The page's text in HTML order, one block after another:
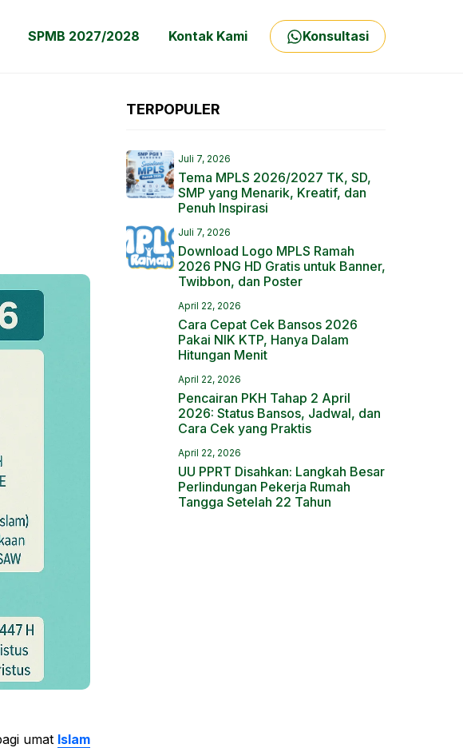
SPMB 2027/2028 Kontak Kami Konsultasi
umat Islam
TERPOPULER
Juli 7, 2026
Tema MPLS 2026/2027 TK, SD,
SMP yang Menarik, Kreatif, dan
Penuh Inspirasi
Juli 7, 2026
Download Logo MPLS Ramah
2026 PNG HD Gratis untuk Banner,
Twibbon, dan Poster
April 22, 2026
Cara Cepat Cek Bansos 2026
Pakai NIK KTP, Hanya Dalam
Hitungan Menit
April 22, 2026
Pencairan PKH Tahap 2 April
2026: Status Bansos, Jadwal, dan
Cara Cek yang Praktis
April 22, 2026
UU PPRT Disahkan: Langkah Besar
Perlindungan Pekerja Rumah
Tangga Setelah 22 Tahun